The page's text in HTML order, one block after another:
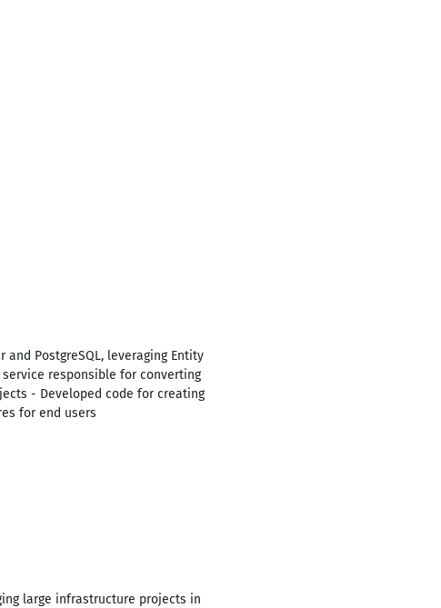
and PostgreSQL, leveraging Entity
responsible for converting
- Developed code for creating
for end users
large infrastructure projects in